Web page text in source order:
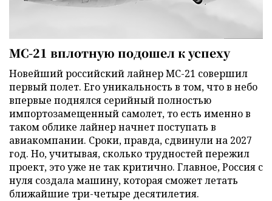
МС-21 вплотную подошел к успеху
Новейший российский лайнер МС-21 совершил
первый полет. Его уникальность в том, что в небо
впервые поднялся серийный полностью
импортозамещенный самолет, то есть именно в
таком облике лайнер начнет поступать в
авиакомпании. Сроки, правда, сдвинули на 2027
год. Но, учитывая, сколько трудностей пережил
проект, это уже не так критично. Главное, Россия с
нуля создала машину, которая сможет летать
ближайшие три-четыре десятилетия.